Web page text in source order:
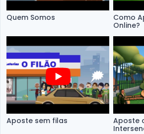
Quem Somos
Como
Online?
Aposte sem filas
Aposte